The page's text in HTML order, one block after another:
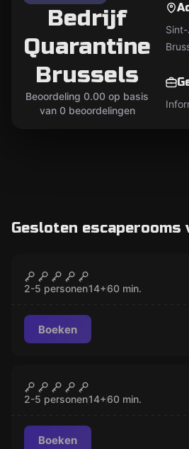
Bedrijf
Quarantine
Brussels
Beoordeling 0.00 op basis
van 0 beoordelingen
Gesloten
Four elements
2-5 personen14+60 min.
Boeken
Loft
2-5 personen14+60 min.
Boeken